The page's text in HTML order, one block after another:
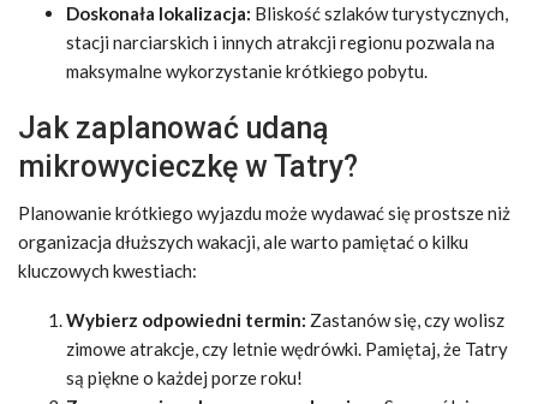
Doskonała lokalizacja: Bliskość szlaków turystycznych,
stacji narciarskich i innych atrakcji regionu pozwala na
maksymalne wykorzystanie krótkiego pobytu.
Jak zaplanować udaną
mikrowycieczkę w Tatry?
Planowanie krótkiego wyjazdu może wydawać się prostsze niż
organizacja dłuższych wakacji, ale warto pamiętać o kilku
kluczowych kwestiach:
Wybierz odpowiedni termin: Zastanów się, czy wolisz
zimowe atrakcje, czy letnie wędrówki. Pamiętaj, że Tatry
są piękne o każdej porze roku!